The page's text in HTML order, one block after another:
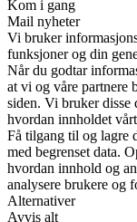
Kom i gang
Mail nyheter
Vi bruker
funksjoner og din
Når du godtar
at vi og våre partnere
siden. Vi bruker disse
hvordan innholdet
Få tilgang til og lagre
med begrenset data.
hvordan innhold og
analysere brukere og
Alternativer
Avvis alt